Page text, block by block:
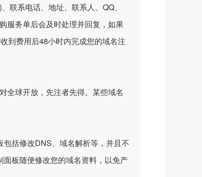
联系电话、地址、联系人、QQ、
服务单后会及时处理并回复，如果
到费用后48小时内完成您的域名注
球开放，先注者先得。某些域名
括修改DNS、域名解析等，并且不
板随便修改您的域名资料，以免产